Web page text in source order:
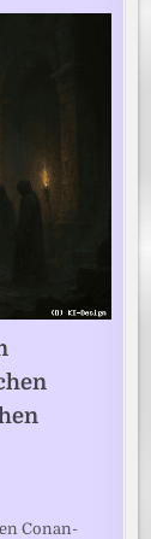
Conan-